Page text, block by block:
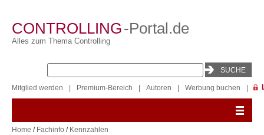
CONTROLLING-Portal.de
Alles zum Thema Controlling
Mitglied werden Premium-Bereich Autoren Werbung buchen
Home / Fachinfo / Kennzahlen